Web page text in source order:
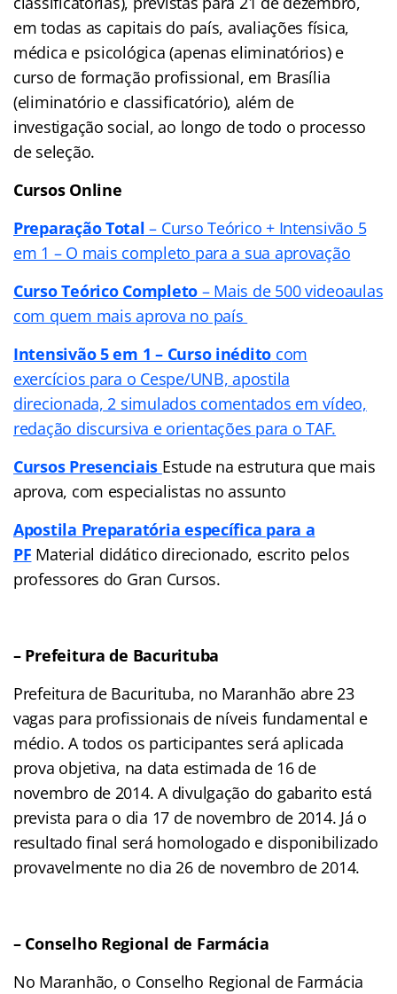
em todas as capitais do país, avaliações física,
médica e psicológica (apenas eliminatórios) e
curso de formação profissional, em Brasília
(eliminatório e classificatório), além de
investigação social, ao longo de todo o processo
de seleção.
Cursos Online
Preparação Total – Curso Teórico + Intensivão 5
em 1 – O mais completo para a sua aprovação
Curso Teórico Completo – Mais de 500 videoaulas
com quem mais aprova no país
Intensivão 5 em 1 – Curso inédito com
exercícios para o Cespe/UNB, apostila
direcionada, 2 simulados comentados em vídeo,
redação discursiva e orientações para o TAF.
Cursos Presenciais Estude na estrutura que mais
aprova, com especialistas no assunto
Apostila Preparatória específica para a
PF Material didático direcionado, escrito pelos
professores do Gran Cursos.
– Prefeitura de Bacurituba
Prefeitura de Bacurituba, no Maranhão abre 23
vagas para profissionais de níveis fundamental e
médio. A todos os participantes será aplicada
prova objetiva, na data estimada de 16 de
novembro de 2014. A divulgação do gabarito está
prevista para o dia 17 de novembro de 2014. Já o
resultado final será homologado e disponibilizado
provavelmente no dia 26 de novembro de 2014.
– Conselho Regional de Farmácia
No Maranhão, o Conselho Regional de Farmácia